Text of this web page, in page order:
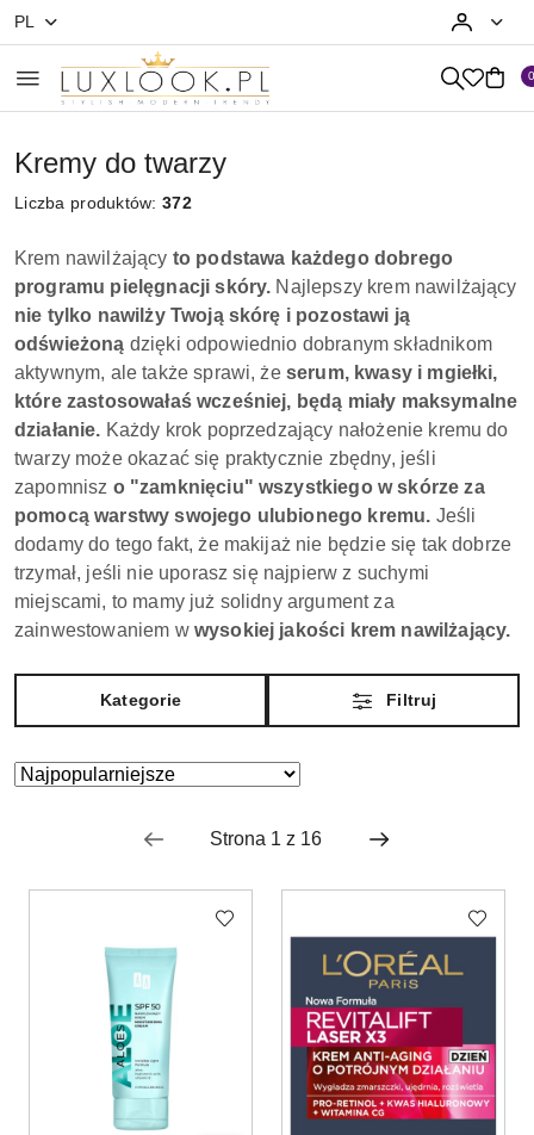
Przejdź do treści głównej
Przejdź do wyszukiwarki
Przejdź do moje konto
Przejdź do menu głównego
Przejdź do stopki
0
PL
Kremy do twarzy
Liczba produktów:372
Krem nawilżający to podstawa każdego dobrego
programu pielęgnacji skóry. Najlepszy krem nawilżający
nie tylko nawilży Twoją skórę i pozostawi ją
odświeżoną dzięki odpowiednio dobranym składnikom
aktywnym, ale także sprawi, że serum, kwasy i mgiełki,
które zastosowałaś wcześniej, będą miały maksymalne
działanie. Każdy krok poprzedzający nałożenie kremu do
twarzy może okazać się praktycznie zbędny, jeśli
zapomnisz o "zamknięciu" wszystkiego w skórze za
pomocą warstwy swojego ulubionego kremu. Jeśli
dodamy do tego fakt, że makijaż nie będzie się tak dobrze
trzymał, jeśli nie uporasz się najpierw z suchymi
miejscami, to mamy już solidny argument za
zainwestowaniem w wysokiej jakości krem nawilżający.
Kategorie Filtruj
Zastosowano
Najpopularniejsze.
Sortuj